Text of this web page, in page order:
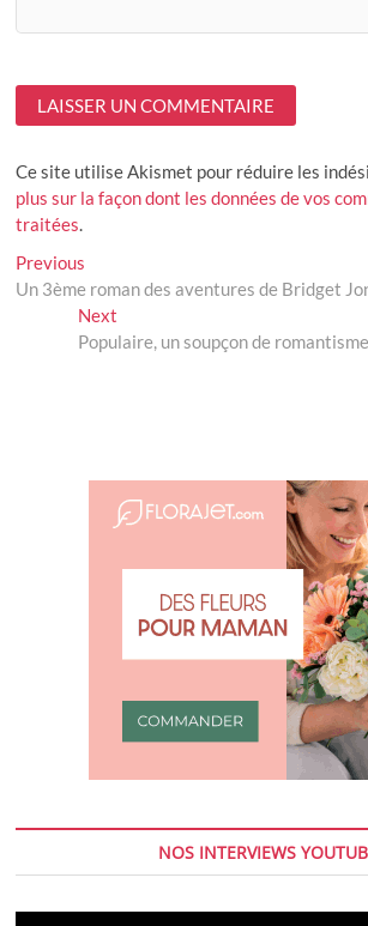
Ce site utilise Akismet pour réduire les
plus sur la façon dont les données de vos
traitées.
Navigation
de
l’article
Previous
post:
Un 3ème roman des aventures de Bridget
NextNext
post:
Populaire, un soupçon de
NOS INTERVIEWS